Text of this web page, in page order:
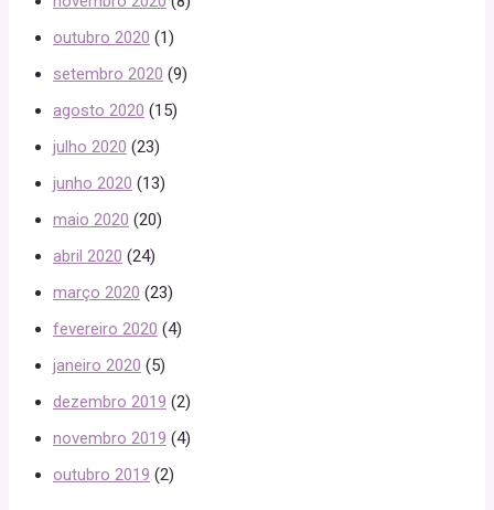
outubro 2020 (1)
setembro 2020 (9)
agosto 2020 (15)
julho 2020 (23)
junho 2020 (13)
maio 2020 (20)
abril 2020 (24)
março 2020 (23)
fevereiro 2020 (4)
janeiro 2020 (5)
dezembro 2019 (2)
novembro 2019 (4)
outubro 2019 (2)